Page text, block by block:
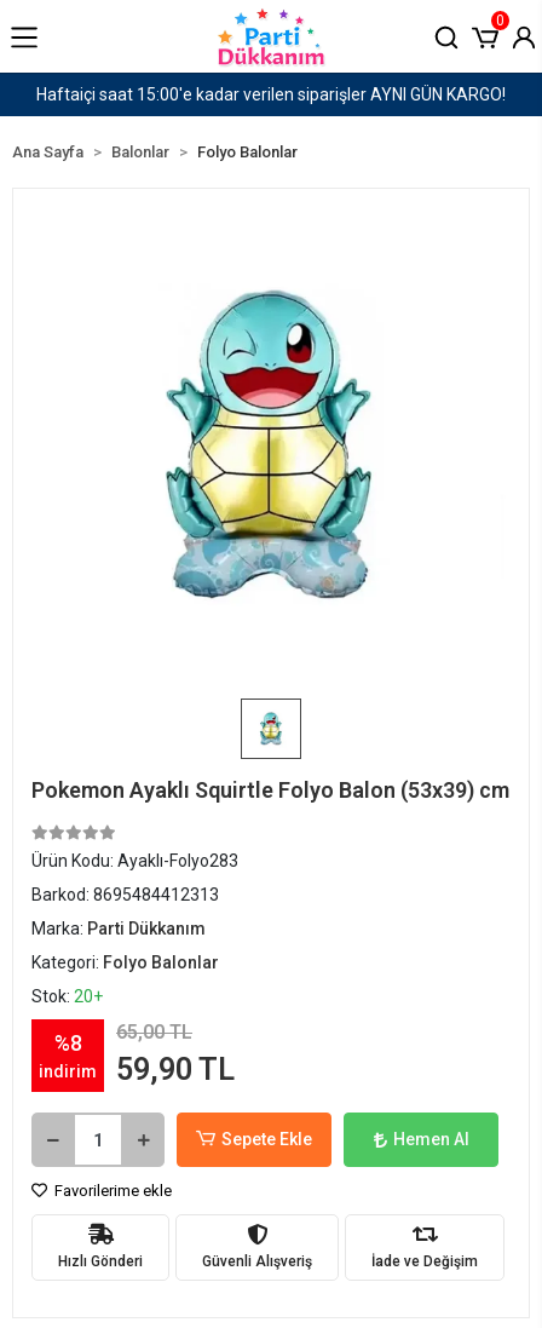
AYNI GÜN KARGO! 1500 TL ve Üzeri Kargo
0
Ana Sayfa Balonlar Folyo Balonlar
Pokemon Ayaklı Squirtle Folyo Balon (53x39) cm
Ürün Kodu: Ayaklı-Folyo283
Barkod: 8695484412313
Marka: Parti Dükkanım
Kategori: Folyo Balonlar
Stok: 20+
%8
indirim
65,00 TL
59,90 TL
Sepete Ekle Hemen Al
Favorilerime ekle
Hızlı Gönderi Güvenli Alışveriş İade ve Değişim